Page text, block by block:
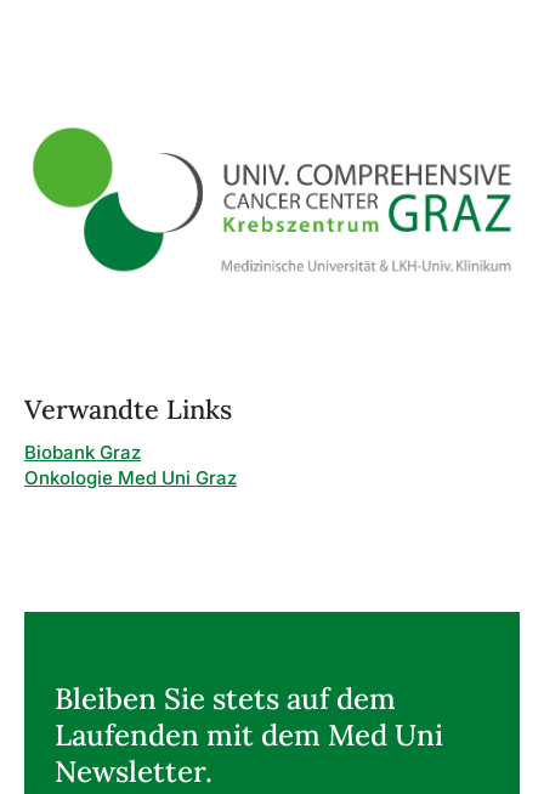
Verwandte Links
Biobank Graz
Onkologie Med Uni Graz
Bleiben Sie stets auf dem
Laufenden mit dem Med Uni
Newsletter.